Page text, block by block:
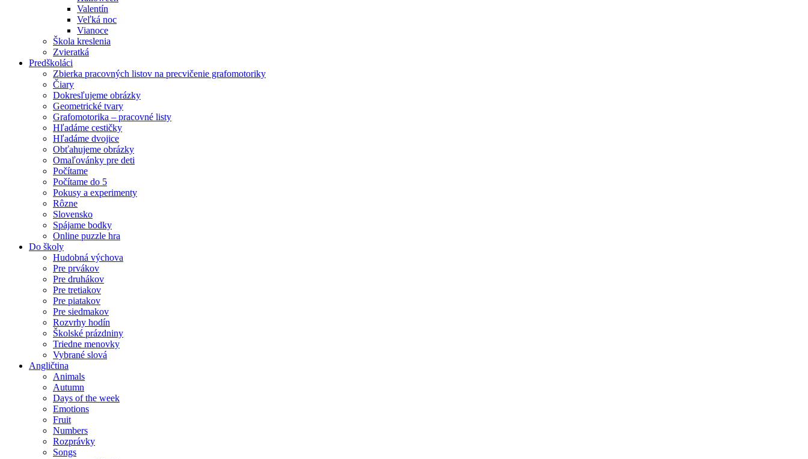
Valentín
Veľká noc
Vianoce
Škola kreslenia
Zvieratká
Predškoláci
Zbierka pracovných listov na precvičenie grafomotoriky
Čiary
Dokresľujeme obrázky
Geometrické tvary
Grafomotorika – pracovné listy
Hľadáme cestičky
Hľadáme dvojice
Obťahujeme obrázky
Omaľovánky pre deti
Počítame
Počítame do 5
Pokusy a experimenty
Rôzne
Slovensko
Spájame bodky
Online puzzle hra
Do školy
Hudobná výchova
Pre prvákov
Pre druhákov
Pre tretiakov
Pre piatakov
Pre siedmakov
Rozvrhy hodín
Školské prázdniny
Triedne menovky
Vybrané slová
Angličtina
Animals
Autumn
Days of the week
Emotions
Fruit
Numbers
Rozprávky
Songs